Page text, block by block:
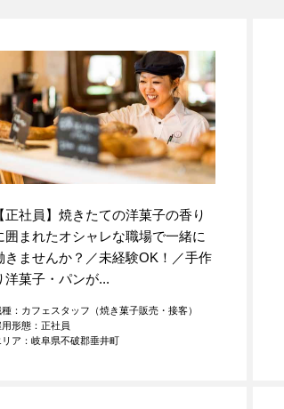
【正社員】焼きたての洋菓子の香り
囲まれたオシャレな職場で一緒に
きませんか？／未経験OK！／手作
洋菓子・パンが...
種：カフェスタッフ（焼き菓子販売・接客）
用形態：正社員
リア：岐阜県不破郡垂井町